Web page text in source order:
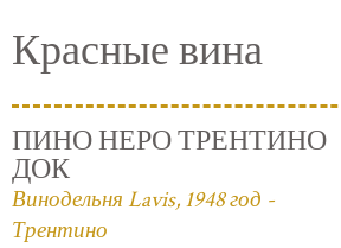
Красные вина
ПИНО НЕРО ТРЕНТИНО
ДОК
Винодельня Lavis, 1948 год -
Трентино